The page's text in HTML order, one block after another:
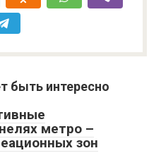
быть интересно
метро –
зон